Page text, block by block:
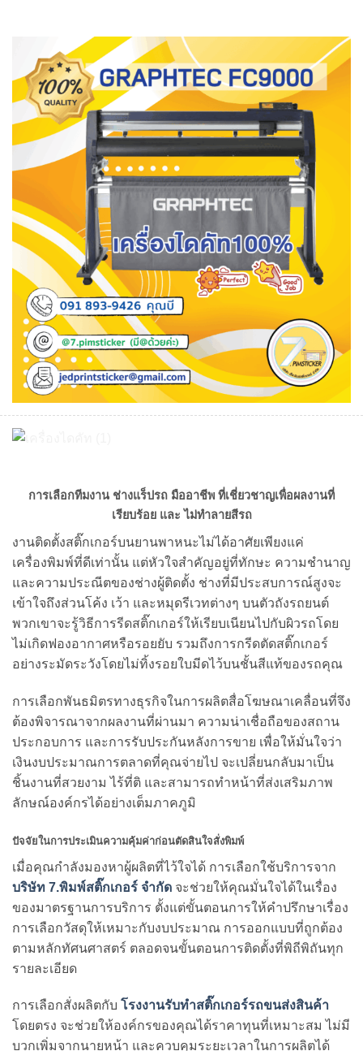
การเลือกทีมงาน ช่างแร็ปรถ มืออาชีพ ที่เชี่ยวชาญเพื่อผลงานที่
เรียบร้อย และ ไม่ทำลายสีรถ
งานติดตั้งสติ๊กเกอร์บนยานพาหนะไม่ได้อาศัยเพียงแค่
เครื่องพิมพ์ที่ดีเท่านั้น แต่หัวใจสำคัญอยู่ที่ทักษะ ความชำนาญ
และความประณีตของช่างผู้ติดตั้ง ช่างที่มีประสบการณ์สูงจะ
เข้าใจถึงส่วนโค้ง เว้า และหมุดรีเวทต่างๆ บนตัวถังรถยนต์
พวกเขาจะรู้วิธีการรีดสติ๊กเกอร์ให้เรียบเนียนไปกับผิวรถโดย
ไม่เกิดฟองอากาศหรือรอยยับ รวมถึงการกรีดตัดสติ๊กเกอร์
อย่างระมัดระวังโดยไม่ทิ้งรอยใบมีดไว้บนชั้นสีแท้ของรถคุณ
การเลือกพันธมิตรทางธุรกิจในการผลิตสื่อโฆษณาเคลื่อนที่จึง
ต้องพิจารณาจากผลงานที่ผ่านมา ความน่าเชื่อถือของสถาน
ประกอบการ และการรับประกันหลังการขาย เพื่อให้มั่นใจว่า
เงินงบประมาณการตลาดที่คุณจ่ายไป จะเปลี่ยนกลับมาเป็น
ชิ้นงานที่สวยงาม ไร้ที่ติ และสามารถทำหน้าที่ส่งเสริมภาพ
ลักษณ์องค์กรได้อย่างเต็มภาคภูมิ
ปัจจัยในการประเมินความคุ้มค่าก่อนตัดสินใจสั่งพิมพ์
เมื่อคุณกำลังมองหาผู้ผลิตที่ไว้ใจได้ การเลือกใช้บริการจาก
บริษัท 7.พิมพ์สติ๊กเกอร์ จำกัด จะช่วยให้คุณมั่นใจได้ในเรื่อง
ของมาตรฐานการบริการ ตั้งแต่ขั้นตอนการให้คำปรึกษาเรื่อง
การเลือกวัสดุให้เหมาะกับงบประมาณ การออกแบบที่ถูกต้อง
ตามหลักทัศนศาสตร์ ตลอดจนขั้นตอนการติดตั้งที่พิถีพิถันทุก
รายละเอียด
การเลือกสั่งผลิตกับ โรงงานรับทำสติ๊กเกอร์รถขนส่งสินค้า
โดยตรง จะช่วยให้องค์กรของคุณได้ราคาทุนที่เหมาะสม ไม่มี
บวกเพิ่มจากนายหน้า และควบคุมระยะเวลาในการผลิตได้